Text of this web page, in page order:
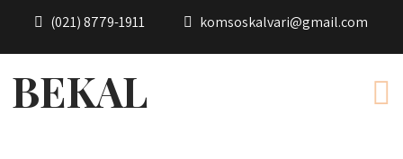
(021) 8779-1911 komsoskalvari@gmail.com
BEKAL